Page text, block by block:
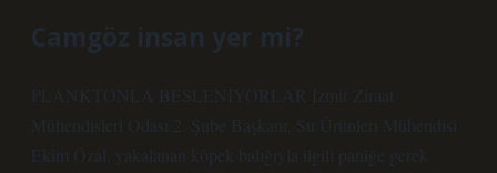
Camgöz insan yer mi?
PLANKTONLA BESLENİYORLAR İzmir Ziraat
Mühendisleri Odası 2. Şube Başkanı, Su Ürünleri Mühendisi
Ekim Özal, yakalanan köpek balığıyla ilgili paniğe gerek